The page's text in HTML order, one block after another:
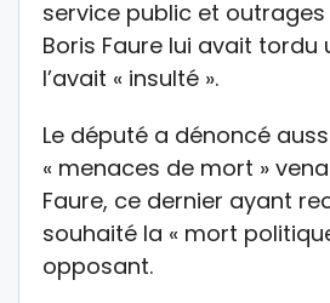
service public et
Boris Faure lui avait tordu
l’avait « insulté ».
Le député a dénoncé
« menaces de mort »
Faure, ce dernier ayant
souhaité la « mort
opposant.